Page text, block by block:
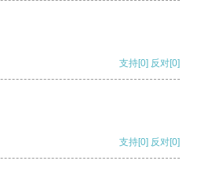
支持[0] 反对[0]
支持[0] 反对[0]